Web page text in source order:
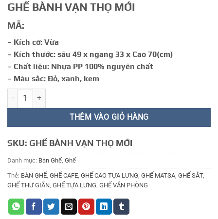
là:
tại
GHẾ BÀNH VẠN THỌ MỚI
MÃ:
– Kích cỡ: Vừa
– Kích thước: sâu 49 x ngang 33 x Cao 70(cm)
– Chất liệu: Nhựa PP 100% nguyên chất
– Màu sắc: Đỏ, xanh, kem
GHẾ TỰA 16 số lượng
THÊM VÀO GIỎ HÀNG
SKU: GHẾ BÀNH VẠN THỌ MỚI
Danh mục: Bàn Ghế, Ghế
Thẻ: BÀN GHẾ GHẾ CAFE GHẾ CAO TỰA LƯNG GHẾ MATSA GHẾ SẮT,
GHẾ THƯ GIÃN GHẾ TỰA LƯNG GHẾ VĂN PHÒNG